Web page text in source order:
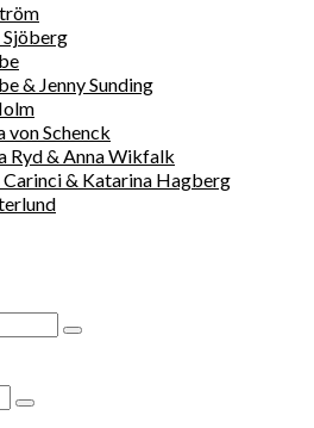
Sjöberg
& Jenny Sunding
von Schenck
Ryd & Anna Wikfalk
& Katarina Hagberg